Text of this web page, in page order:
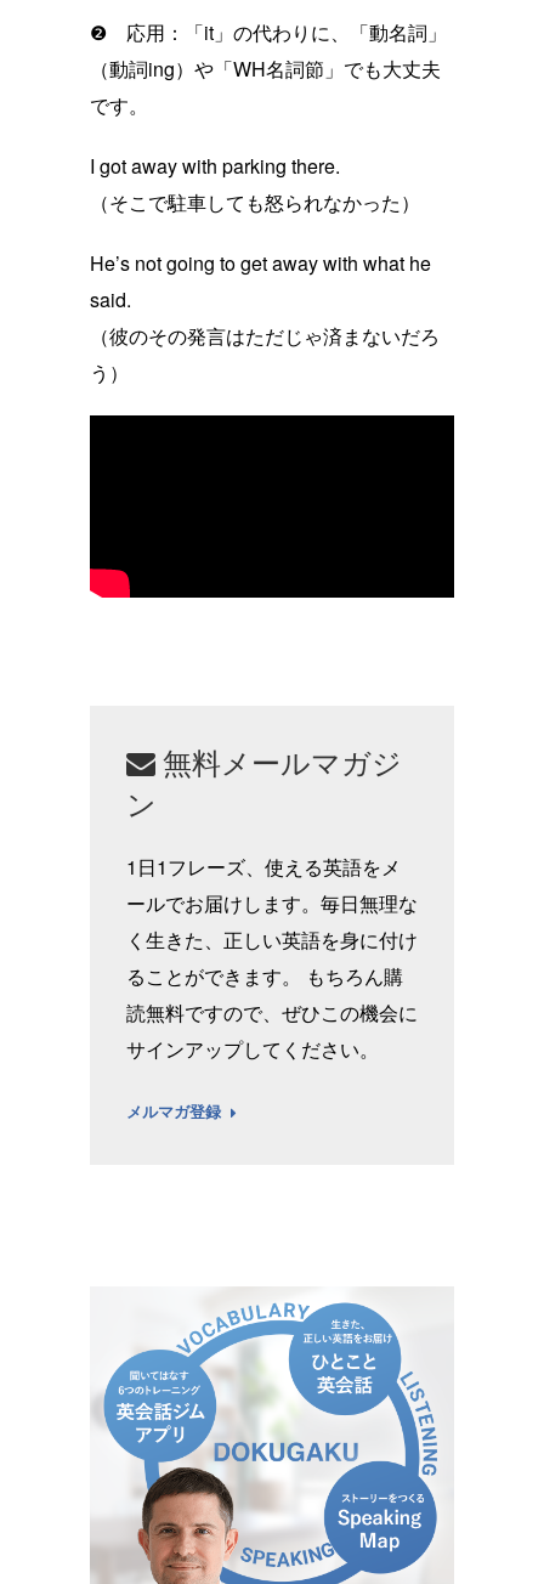
❷ 応用：「it」の代わりに、「動名詞」
（動詞ing）や「WH名詞節」でも大丈夫
です。
I got away with parking there.
（そこで駐車しても怒られなかった）
He’s not going to get away with what he
said.
（彼のその発言はただじゃ済まないだろ
う）
無料メールマガジ
ン
1日1フレーズ、使える英語をメ
ールでお届けします。毎日無理な
く生きた、正しい英語を身に付け
ることができます。 もちろん購
読無料ですので、ぜひこの機会に
サインアップしてください。
メルマガ登録